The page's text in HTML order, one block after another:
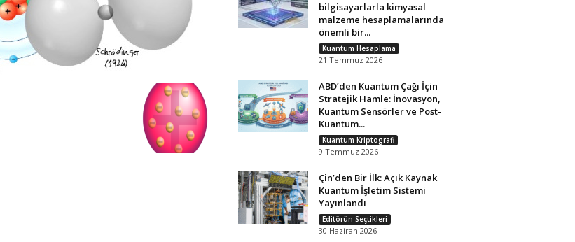
bilgisayarlarla kimyasal
malzeme hesaplamalarında
önemli bir...
Kuantum Hesaplama
21 Temmuz 2026
ABD’den Kuantum Çağı İçin
Stratejik Hamle: İnovasyon,
Kuantum Sensörler ve Post-
Kuantum...
Kuantum Kriptografi
9 Temmuz 2026
Çin’den Bir İlk: Açık Kaynak
Kuantum İşletim Sistemi
Yayınlandı
Editörün Seçtikleri
30 Haziran 2026